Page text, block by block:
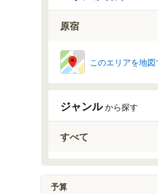
原宿
このエリアを地図
ジャンルから探す
すべて
予算